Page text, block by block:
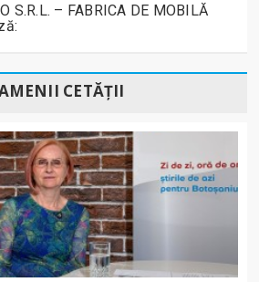
S.R.L. – FABRICA DE MOBILĂ
CETĂȚII